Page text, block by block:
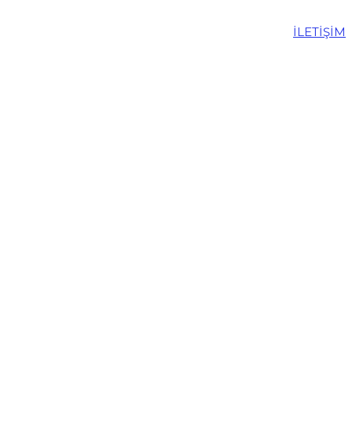
İLETİŞİM